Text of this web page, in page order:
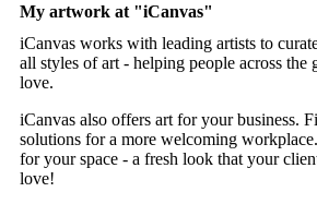
My artwork at "iCanvas"
iCanvas works with leading artists to
all styles of art - helping people across
love.
iCanvas also offers art for your business.
solutions for a more welcoming
for your space - a fresh look that your
love!